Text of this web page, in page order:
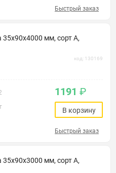
Быстрый заказ
35х90х4000 мм, сорт А,
код: 130169
1191 ₽
В корзину
Быстрый заказ
35х90х3000 мм, сорт А,